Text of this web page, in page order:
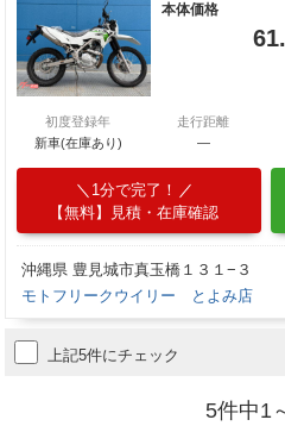
本体価格
初度登録年
新車(在庫あり)
走行距離
―
1分で完了！
【無料】見積・在庫確認
沖縄県 豊見城市真玉橋１３１−３
モトフリークウイリー とよみ店
上記5件にチェック
5件中1